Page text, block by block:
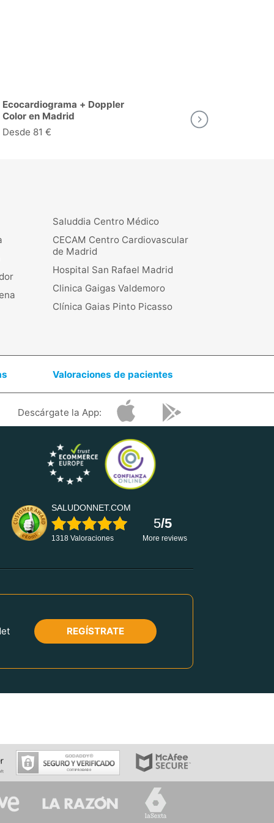
Ergometría (Prueba de
Esfuerzo) en Madrid
Saluddia Centro Médico
CECAM Centro Cardiovascular
de Madrid
Hospital San Rafael Madrid
Clinica Gaigas Valdemoro
Clínica Gaias Pinto Picasso
Valoraciones de pacientes
Descárgate la App:
SALUDONNET.COM
5/5
1318 Valoraciones More reviews
REGÍSTRATE